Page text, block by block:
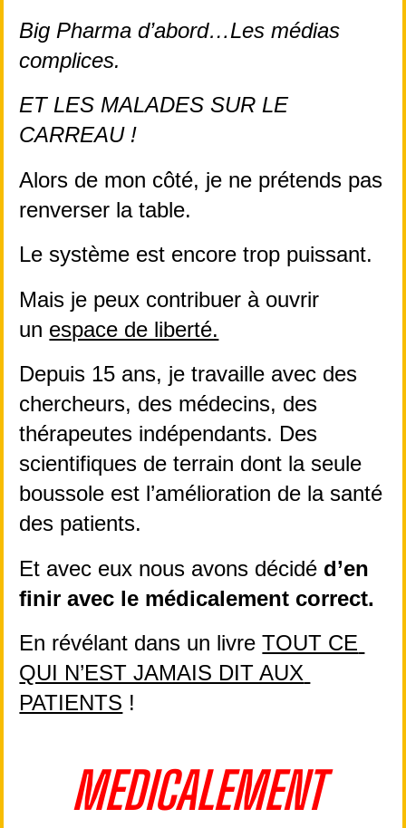
Big Pharma d’abord…Les médias
complices.
ET LES MALADES SUR LE
CARREAU !
Alors de mon côté, je ne prétends pas
renverser la table.
Le système est encore trop puissant.
Mais je peux contribuer à ouvrir
un espace de liberté.
Depuis 15 ans, je travaille avec des
chercheurs, des médecins, des
thérapeutes indépendants. Des
scientifiques de terrain dont la seule
boussole est l’amélioration de la santé
des patients.
Et avec eux nous avons décidé d’en
finir avec le médicalement correct.
En révélant dans un livre TOUT CE
QUI N’EST JAMAIS DIT AUX
PATIENTS !
MEDICALEMENT